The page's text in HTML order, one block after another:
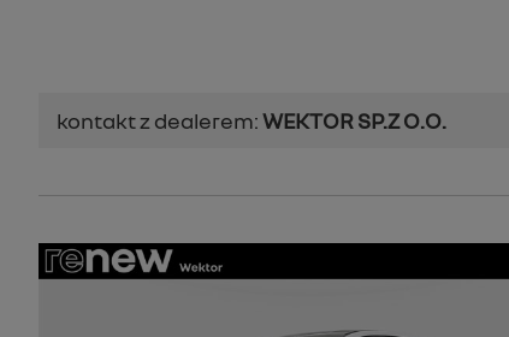
kontakt z dealerem:WEKTOR SP.Z O.O.